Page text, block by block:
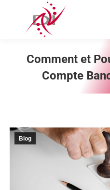
Comment et
Compte
Blog